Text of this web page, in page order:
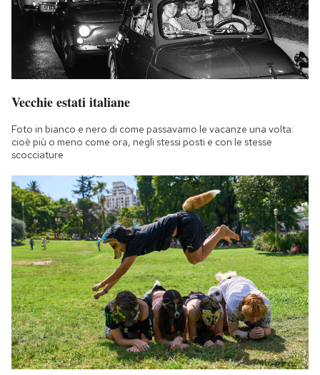
Vecchie estati italiane
Foto in bianco e nero di come passavamo le vacanze una volta:
cioè più o meno come ora, negli stessi posti e con le stesse
scocciature